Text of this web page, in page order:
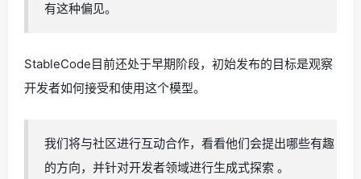
有这种偏见。
StableCode目前还处于早期阶段，初始发布的目标是观察
开发者如何接受和使用这个模型。
我们将与社区进行互动合作，看看他们会提出哪些有趣
的方向，并针对开发者领域进行生成式探索 。